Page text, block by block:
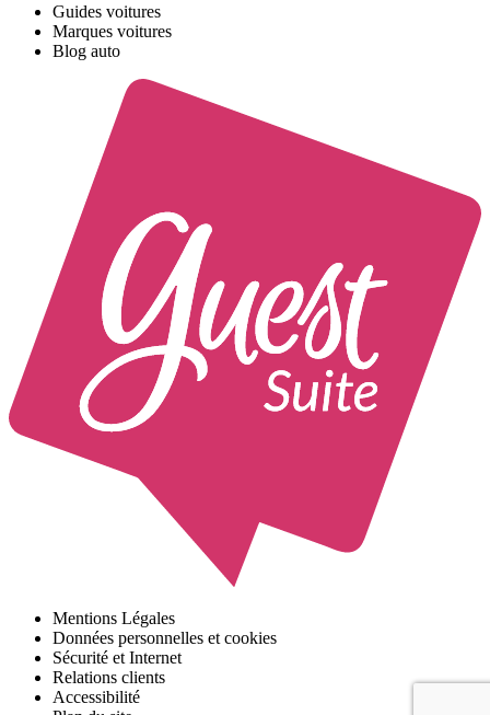
Guides voitures
Marques voitures
Blog auto
Mentions Légales
Données personnelles et cookies
Sécurité et Internet
Relations clients
Accessibilité